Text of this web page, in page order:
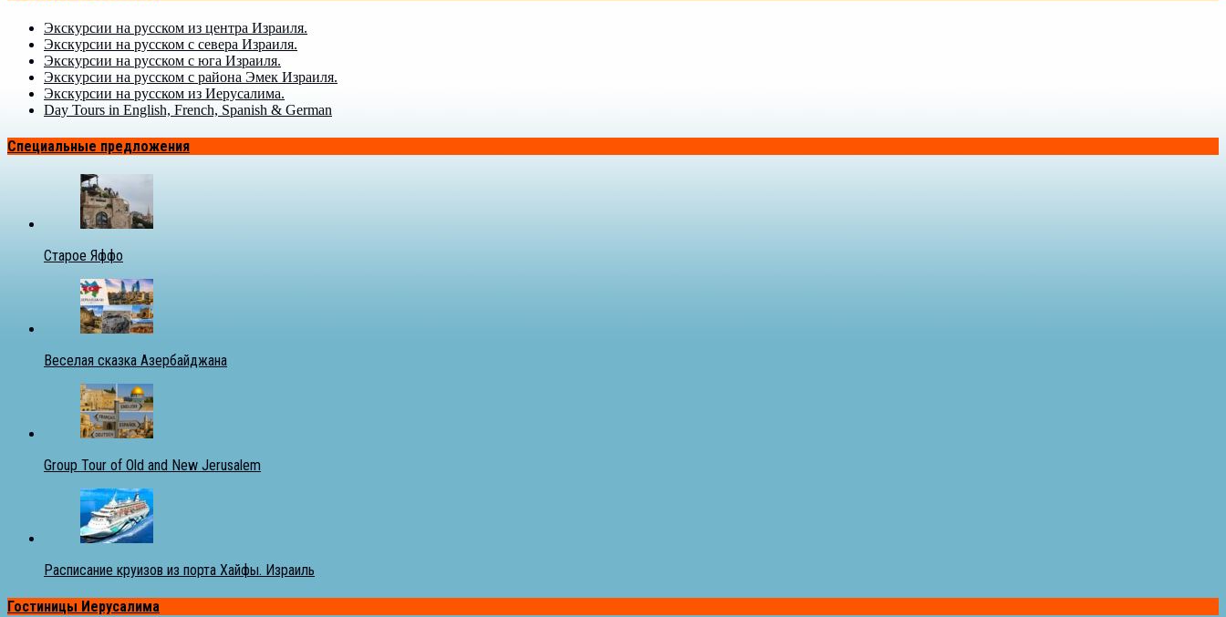
Экскурсии на русском из центра Израиля.
Экскурсии на русском с севера Израиля.
Экскурсии на русском с юга Израиля.
Экскурсии на русском с района Эмек Израиля.
Экскурсии на русском из Иерусалима.
Day Tours in English, French, Spanish & German
Специальные предложения
Старое Яффо
Веселая сказка Азербайджана
Group Tour of Old and New Jerusalem
Расписание круизов из порта Хайфы. Израиль
Гостиницы Иерусалима